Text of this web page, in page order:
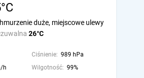
26°C
duże, miejscowe ulewy
Ciśnienie: 989 hPa
h Wilgotność: 99%